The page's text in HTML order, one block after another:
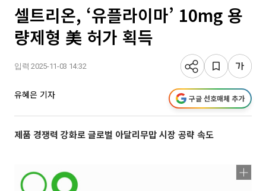
셀트리온, ‘유플라이마’ 10mg 용
량제형 美 허가 획득
입력 2025-11-03 14:32
유혜은 기자 구글 선호매체 추가
제품 경쟁력 강화로 글로벌 아달리무맙 시장 공략 속도